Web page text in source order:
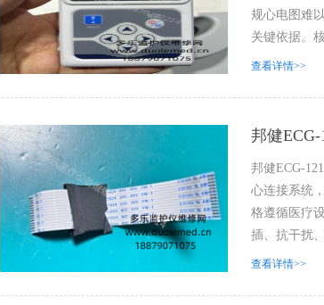
规心电图难
关键依据。
查看详情>>
邦健
邦健ECG-
心连接系统
格遵循医疗
插、抗干扰
查看详情>>